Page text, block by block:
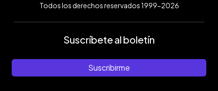
Todos los derechos reservados 1999-2026
Suscríbete al boletín
Suscribirme